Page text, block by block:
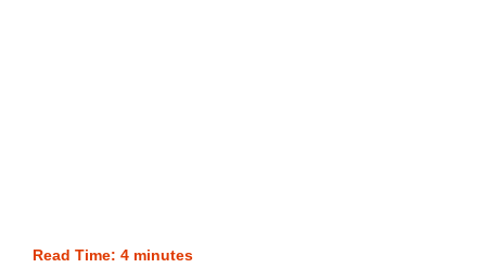
Read Time: 4 minutes